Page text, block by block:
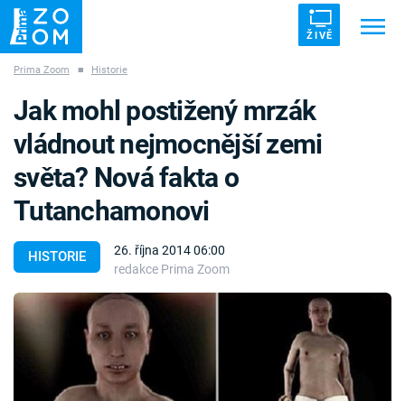
ŽIVĚ
ZÁHADY VETŘELCI DÁVNOVĚKU
Témata
Témata
Pořady
TV Program
Prima Zoom ■ Historie
HISTORIE
26. října 2014 06:00
redakce Prima Zoom
Jak mohl postižený mrzák
vládnout nejmocnější zemi
světa? Nová fakta o
Tutanchamonovi